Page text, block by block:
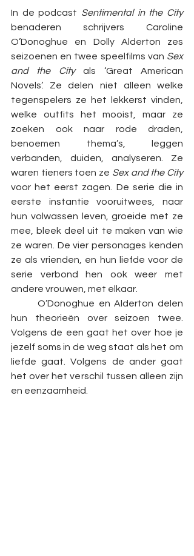
In de podcast Sentimental in the City
benaderen schrijvers Caroline
O’Donoghue en Dolly Alderton zes
seizoenen en twee speelfilms van Sex
and the City als ‘Great American
Novels’. Ze delen niet alleen welke
tegenspelers ze het lekkerst vinden,
welke outfits het mooist, maar ze
zoeken ook naar rode draden,
benoemen thema’s, leggen
verbanden, duiden, analyseren. Ze
waren tieners toen ze Sex and the City
voor het eerst zagen. De serie die in
eerste instantie vooruitwees, naar
hun volwassen leven, groeide met ze
mee, bleek deel uit te maken van wie
ze waren. De vier personages kenden
ze als vrienden, en hun liefde voor de
serie verbond hen ook weer met
andere vrouwen, met elkaar.
hun theorieën over seizoen twee.
Volgens de een gaat het over hoe je
jezelf soms in de weg staat als het om
liefde gaat. Volgens de ander gaat
het over het verschil tussen alleen zijn
en eenzaamheid.